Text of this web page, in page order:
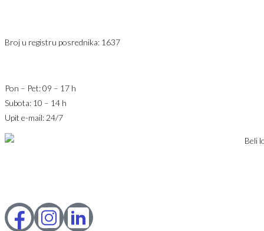
Broj u registru posrednika: 1637
Pon – Pet: 09 – 17 h
Subota: 10 – 14 h
Upit e-mail: 24/7